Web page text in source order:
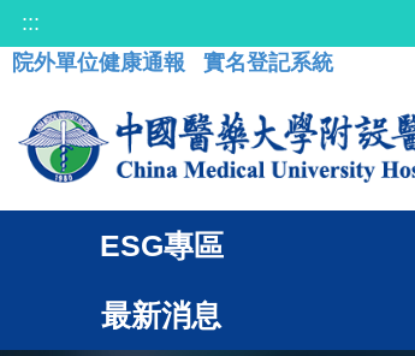
:::
院外單位健康通報
實名登記系統
ESG專區
最新消息